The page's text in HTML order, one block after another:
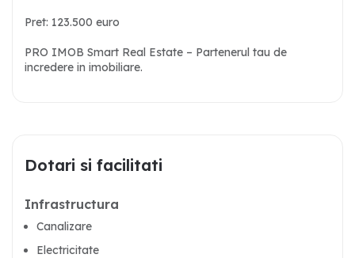
Pret: 123.500 euro
PRO IMOB Smart Real Estate – Partenerul tau de
incredere in imobiliare.
Dotari si facilitati
Infrastructura
Canalizare
Electricitate